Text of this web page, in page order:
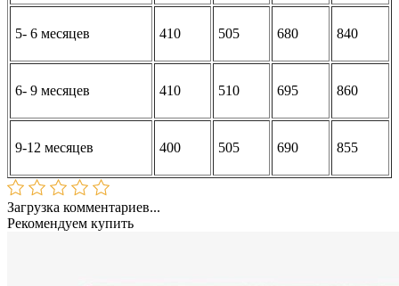
5- 6 месяцев 410 505 680 840
6- 9 месяцев 410 510 695 860
9-12 месяцев 400 505 690 855
Загрузка комментариев...
Рекомендуем купить